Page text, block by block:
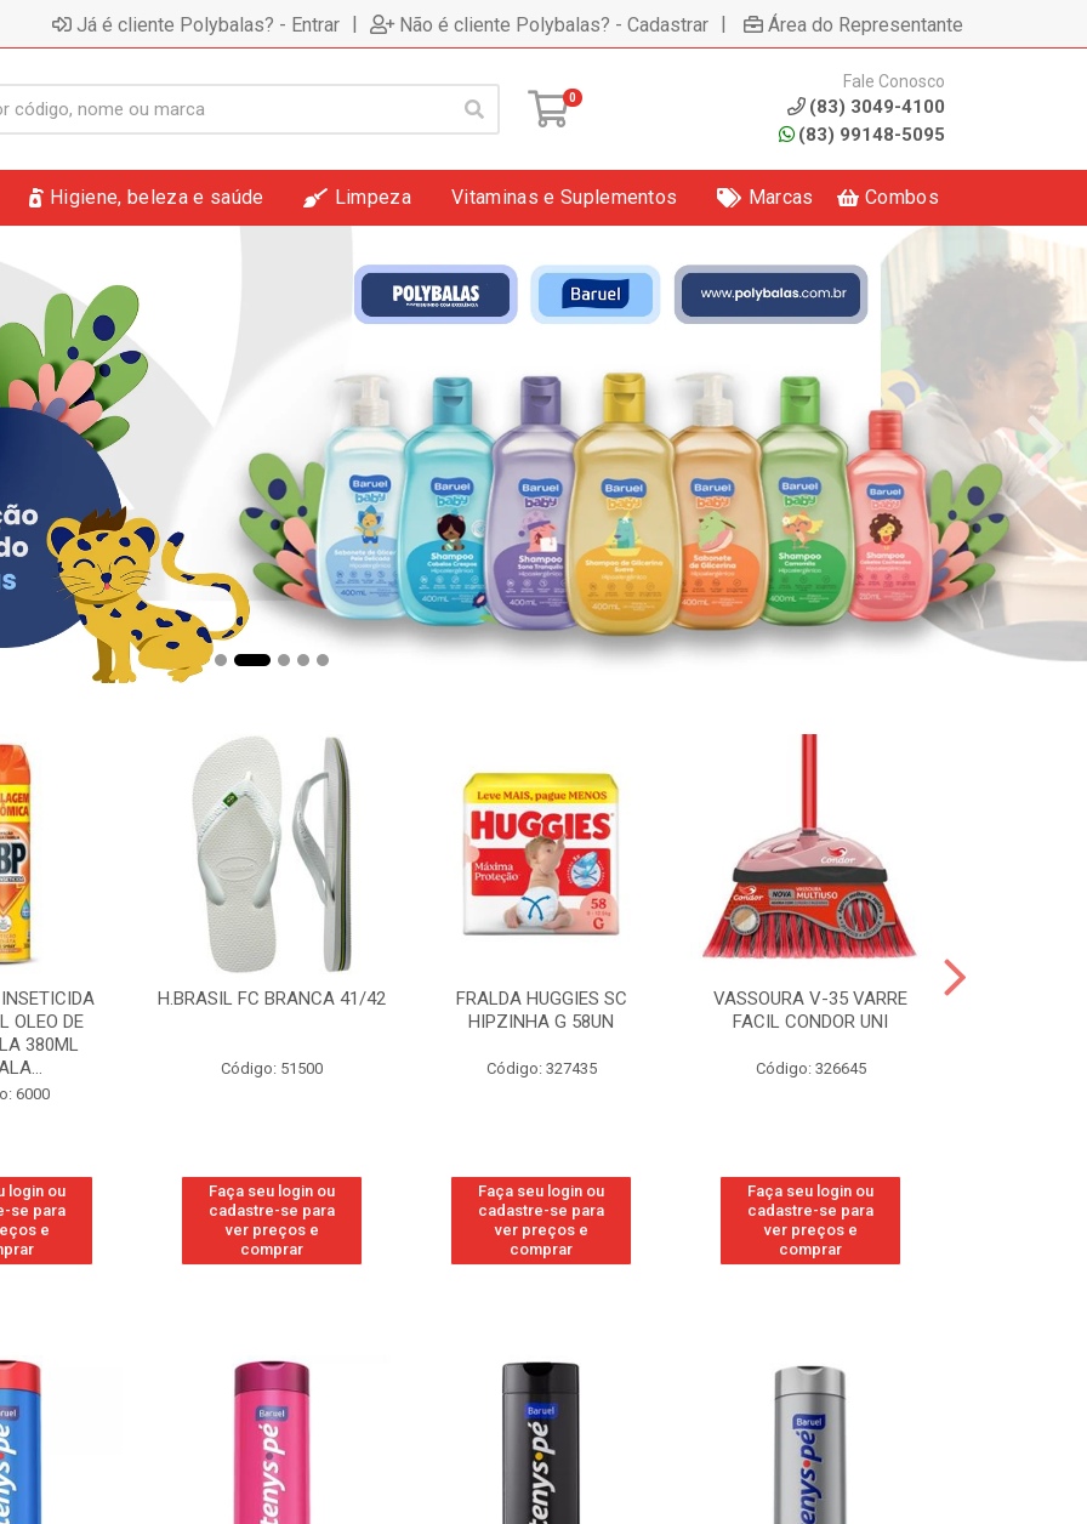
Já é cliente Polybalas? - Entrar | Não é cliente Polybalas? - Cadastrar | Área do Representante
0
Fale Conosco
(83) 3049-4100
(83) 99148-5095
Higiene, beleza e saúde Limpeza Vitaminas e Suplementos Marcas Combos
OLEO DE
380ML
6000
login ou
se para
e
H.BRASIL FC BRANCA 41/42
Código: 51500
Faça seu login ou
cadastre-se para
ver preços e
comprar
FRALDA HUGGIES SC
HIPZINHA G 58UN
Código: 327435
Faça seu login ou
cadastre-se para
ver preços e
comprar
VASSOURA V-35 VARRE
FACIL CONDOR UNI
Código: 326645
Faça seu login ou
cadastre-se para
ver preços e
comprar